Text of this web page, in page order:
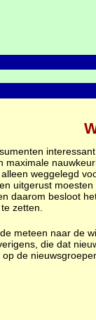
maximale
weggelegd
uitgerust
daarom besloot
zetten.
meteen naar de
die dat
de